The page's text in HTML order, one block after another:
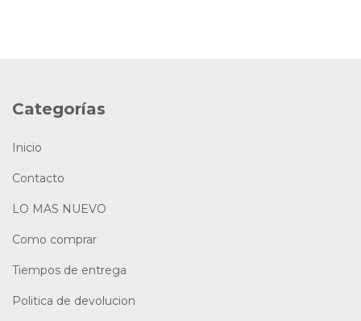
Categorías
Inicio
Contacto
LO MAS NUEVO
Como comprar
Tiempos de entrega
Politica de devolucion